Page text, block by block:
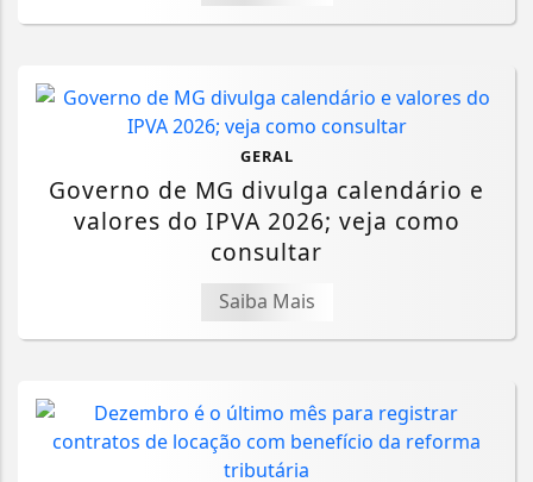
GERAL
Governo de MG divulga calendário e
valores do IPVA 2026; veja como
consultar
Saiba Mais